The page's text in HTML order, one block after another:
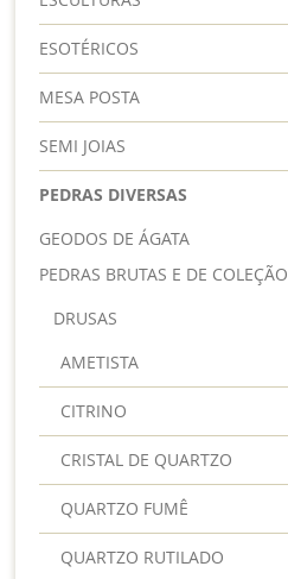
ESOTÉRICOS
MESA POSTA
SEMI JOIAS
PEDRAS DIVERSAS
GEODOS DE ÁGATA
PEDRAS BRUTAS E DE COLEÇÃO
DRUSAS
AMETISTA
CITRINO
CRISTAL DE QUARTZO
QUARTZO FUMÊ
QUARTZO RUTILADO